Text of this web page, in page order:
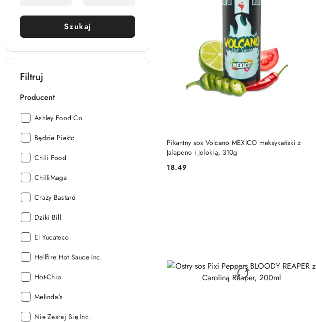
Szukaj
Filtruj
Producent
Producent:
Ashley Food Co.
Producent:
Będzie Piekło
Producent:
Chili Food
Producent:
ChilliMaga
Producent:
Crazy Bastard
Producent:
Dziki Bill
Producent:
El Yucateco
Producent:
Hellfire Hot Sauce Inc.
Producent:
Hot-Chip
Producent:
Melinda's
Producent:
Nie Zesraj Się Inc.
Pikantny sos Volcano MEXICO meksykański z
Jalapeno i Jolokią, 310g
Cena:
18.49
DO KOSZYKA